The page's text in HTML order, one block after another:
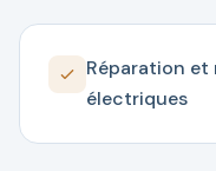
Réparation et
électriques